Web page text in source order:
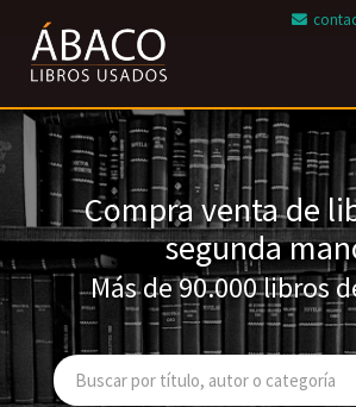
Compra venta de
segunda
Más de 90.000 libros